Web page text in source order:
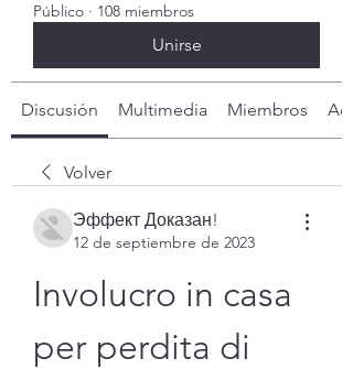
Público · 108 miembros
Unirse
Discusión Multimedia Miembros
Volver
Эффект Доказан!
12 de septiembre de 2023
Involucro in casa
per perdita di